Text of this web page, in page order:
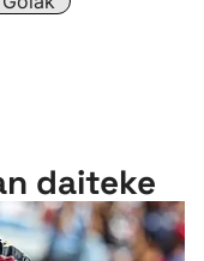
daiteke